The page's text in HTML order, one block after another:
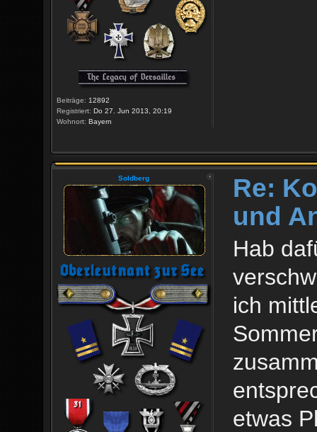
Beiträge: 12892
Registriert: Do 27. Jun 2013, 20:19
Wohnort: Bayern
Soldberg
Re:
und
Hab
ich
etwas